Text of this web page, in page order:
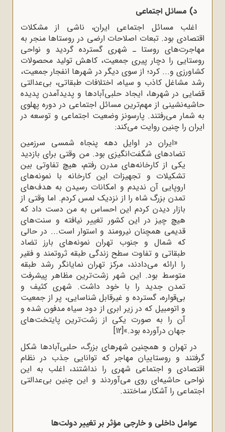
د) مسائل اجتماعی
اغلب مسائل اجتماعی ایران، ناشی از مشکلات
اقتصادی بود. تبعات اصلاحات ارضی در روستاها منجر به
مهاجرت‌های روستا ـ شهری گسترده گردید و نواحی
روستایی را دچار پیری جمعیت، کاهش تولید محصولات
کشاورزی و... کرد؛ از سوی دیگر در شهرها انفجار جمعیت،
رشد مشاغل کاذب و سیاه، اختلافات طبقاتی، بی‌عدالتی
قضایی در شهرها، ایجاد حلبی‌آبادها و پدیدآمدن پدیده
حاشیه‌نشینی از مهم‌ترین مسائل اجتماعی در دوره پهلوی
به شمار می‌رفتند. پارسونز وضعیت اجتماعی و توسعه در
ایران را چنین روایت می‌کند:
«ایران در اوایل دهه پنجاه شمسی سرزمین
تضادهای شگفت‌انگیزی بود. من وقتی برای بازدید
یکی از کارخانه‌های مدرن رفتم، هیچ تفاوتی بین
تشکیلات و تجهیزات این کارخانه با نمونه‌های
اروپایی آن ندیدم و امکانات رسیدن به هدف‌های
تمدن بزرگ شاه را از نزدیک لمس کردم. اما وقتی از
بازار دیدن کردم این احساس به من دست داد که
هیچ چیز در این کشور تغییر نیافته و سنت‌های
قدیمی همچنان نیرومند و استوار است... در حالی
که شمال و جنوب تهران نمونه‌های بارز تضاد
طبقاتی و تفاوت سطح زندگی طبقه ثروتمند و فقیر
را ارائه می‌دادند، مرکز تهران نمایانگر رشد طبقه
متوسط بود. این شهر زشت‌ترین مظاهر پیشرفت
تمدن جدید را با خود داشت. شهری کثیف و
بی‌قواره، گسترده و غیرقابل شناسایی، پر از جمعیت
و اتومبیل که در زیر ابری از دود سیاه مدفون شده و
آن را به ‌صورت یکی از زشت‌ترین پایتخت‌های
جهان درآورده بود.»[12]
در تهران و همچنین شهرهای بزرگ، حلبی‌آبادها شکل
گرفتند و روستاییان مهاجر که توانایی جذب در نظام
اقتصادی و اجتماعی شهری را نداشتند، اغلب به این
نواحی حاشیه‌ای روی می‌آوردند و این چنین بی‌عدالتی
اجتماعی را آشکار ساختند.
عوامل داخلی و خارجی مؤثر بر تغییر دولت‌ها